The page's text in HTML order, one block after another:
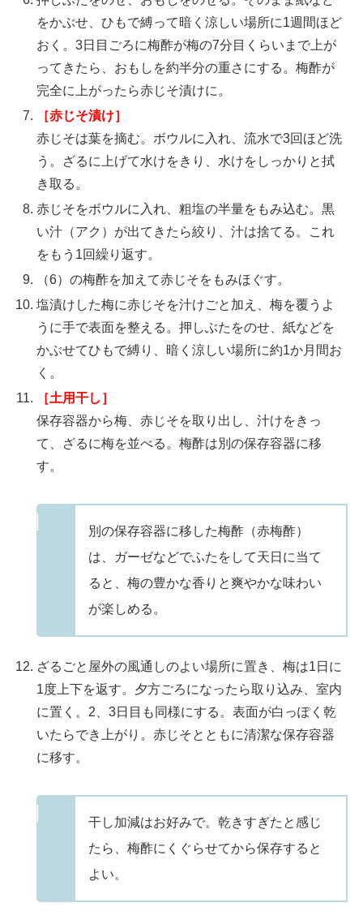
をかぶせ、ひもで縛って暗く涼しい場所に1週間ほど
おく。3日目ごろに梅酢が梅の7分目くらいまで上が
ってきたら、おもしを約半分の重さにする。梅酢が
完全に上がったら赤じそ漬けに。
［赤じそ漬け］
赤じそは葉を摘む。ボウルに入れ、流水で3回ほど洗
う。ざるに上げて水けをきり、水けをしっかりと拭
き取る。
赤じそをボウルに入れ、粗塩の半量をもみ込む。黒
い汁（アク）が出てきたら絞り、汁は捨てる。これ
をもう1回繰り返す。
（6）の梅酢を加えて赤じそをもみほぐす。
塩漬けした梅に赤じそを汁けごと加え、梅を覆うよ
うに手で表面を整える。押しぶたをのせ、紙などを
かぶせてひもで縛り、暗く涼しい場所に約1か月間お
く。
［土用干し］
保存容器から梅、赤じそを取り出し、汁けをきっ
て、ざるに梅を並べる。梅酢は別の保存容器に移
す。
別の保存容器に移した梅酢（赤梅酢）
は、ガーゼなどでふたをして天日に当て
ると、梅の豊かな香りと爽やかな味わい
が楽しめる。
ざるごと屋外の風通しのよい場所に置き、梅は1日に
1度上下を返す。夕方ごろになったら取り込み、室内
に置く。2、3日目も同様にする。表面が白っぽく乾
いたらでき上がり。赤じそとともに清潔な保存容器
に移す。
干し加減はお好みで。乾きすぎたと感じ
たら、梅酢にくぐらせてから保存すると
よい。